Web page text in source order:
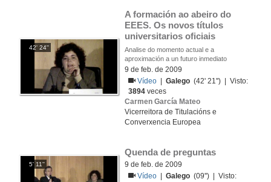
42' 24''
A formación ao abeiro do
EEES. Os novos títulos
universitarios oficiais
Analise do momento actual e a
aproximación a un futuro inmediato
9 de feb. de 2009
Vídeo
|Galego (42' 21'') | Visto:
3894 veces
Carmen García Mateo
Vicerreitora de Titulacións e
Converxencia Europea
5' 11''
Quenda de preguntas
9 de feb. de 2009
Vídeo
|Galego (09'') | Visto: